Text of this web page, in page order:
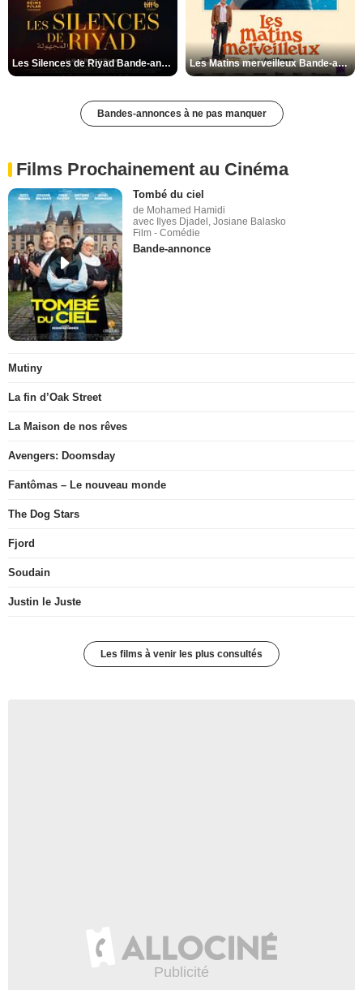
Les Silences de Riyad Bande-annonce VO STFR Les Matins merveilleux Bande-annonce VF
Bandes-annonces à ne pas manquer
Films Prochainement au Cinéma
Tombé du ciel
de Mohamed Hamidi
avec Ilyes Djadel, Josiane Balasko
Film - Comédie
Bande-annonce
Mutiny
La fin d’Oak Street
La Maison de nos rêves
Avengers: Doomsday
Fantômas – Le nouveau monde
The Dog Stars
Fjord
Soudain
Justin le Juste
Les films à venir les plus consultés